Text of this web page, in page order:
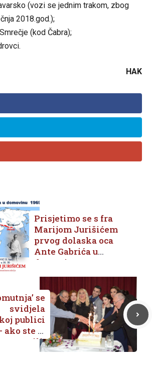
(vozi se jednim trakom, zbog
2018.god.);
(kod Čabra);
HAK
Prisjetimo se s fra
Marijom Jurišićem
prvog dolaska oca
Ante Gabrića u
domovinu
se
svidjela
publici
ako ste je
propustili,
je u